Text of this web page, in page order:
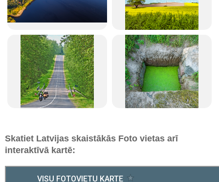
Skatiet Latvijas skaistākās Foto vietas arī
interaktīvā kartē: